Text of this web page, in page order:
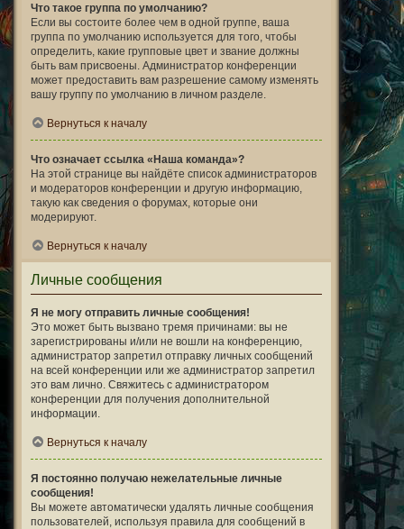
Что такое группа по умолчанию?
Если вы состоите более чем в одной группе, ваша
группа по умолчанию используется для того, чтобы
определить, какие групповые цвет и звание должны
быть вам присвоены. Администратор конференции
может предоставить вам разрешение самому изменять
вашу группу по умолчанию в личном разделе.
Вернуться к началу
Что означает ссылка «Наша команда»?
На этой странице вы найдёте список администраторов
и модераторов конференции и другую информацию,
такую как сведения о форумах, которые они
модерируют.
Вернуться к началу
Личные сообщения
Я не могу отправить личные сообщения!
Это может быть вызвано тремя причинами: вы не
зарегистрированы и/или не вошли на конференцию,
администратор запретил отправку личных сообщений
на всей конференции или же администратор запретил
это вам лично. Свяжитесь с администратором
конференции для получения дополнительной
информации.
Вернуться к началу
Я постоянно получаю нежелательные личные
сообщения!
Вы можете автоматически удалять личные сообщения
пользователей, используя правила для сообщений в